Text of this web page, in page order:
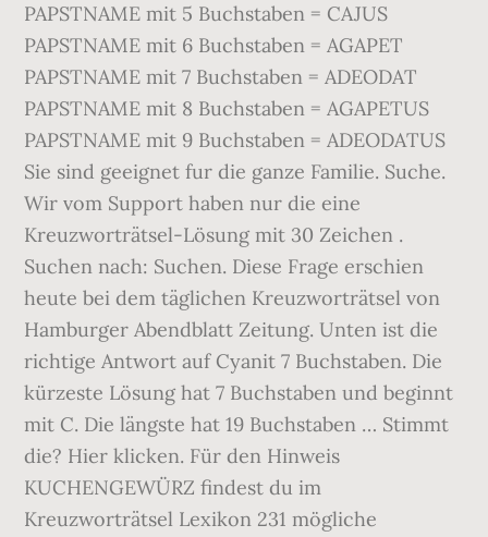
PAPSTNAME mit 5 Buchstaben = CAJUS
PAPSTNAME mit 6 Buchstaben = AGAPET
PAPSTNAME mit 7 Buchstaben = ADEODAT
PAPSTNAME mit 8 Buchstaben = AGAPETUS
PAPSTNAME mit 9 Buchstaben = ADEODATUS
Sie sind geeignet fur die ganze Familie. Suche.
Wir vom Support haben nur die eine
Kreuzworträtsel-Lösung mit 30 Zeichen .
Suchen nach: Suchen. Diese Frage erschien
heute bei dem täglichen Kreuzworträtsel von
Hamburger Abendblatt Zeitung. Unten ist die
richtige Antwort auf Cyanit 7 Buchstaben. Die
kürzeste Lösung hat 7 Buchstaben und beginnt
mit C. Die längste hat 19 Buchstaben … Stimmt
die? Hier klicken. Für den Hinweis
KUCHENGEWÜRZ findest du im
Kreuzworträtsel Lexikon 231 mögliche